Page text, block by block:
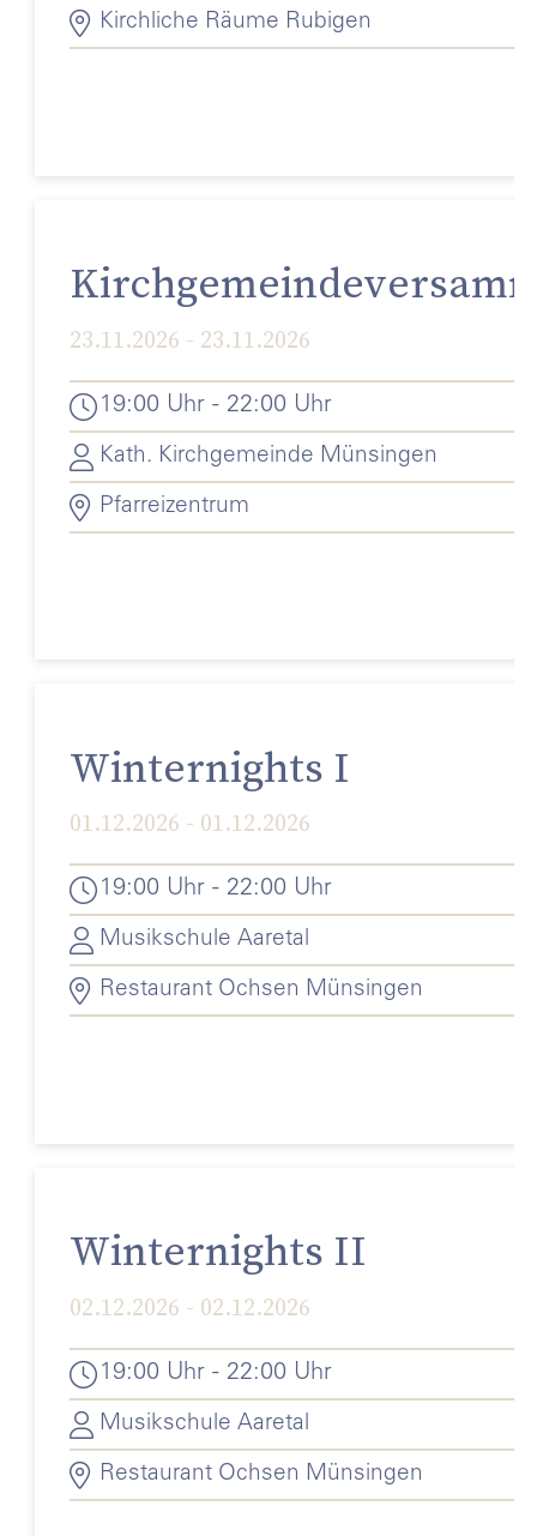
Kirchliche Räume Rubigen
23.11.2026 - 23.11.2026
19:00 Uhr - 22:00 Uhr
Kath. Kirchgemeinde Münsingen
Pfarreizentrum
Winternights I
01.12.2026 - 01.12.2026
19:00 Uhr - 22:00 Uhr
Musikschule Aaretal
Restaurant Ochsen Münsingen
Winternights II
02.12.2026 - 02.12.2026
19:00 Uhr - 22:00 Uhr
Musikschule Aaretal
Restaurant Ochsen Münsingen